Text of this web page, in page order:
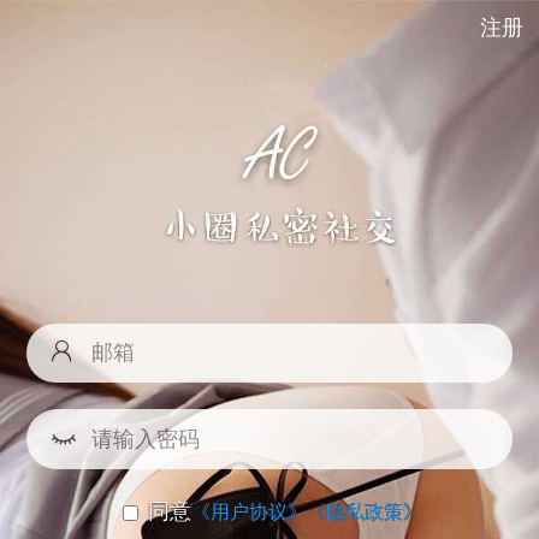
注册
同意《用户协议》《隐私政策》